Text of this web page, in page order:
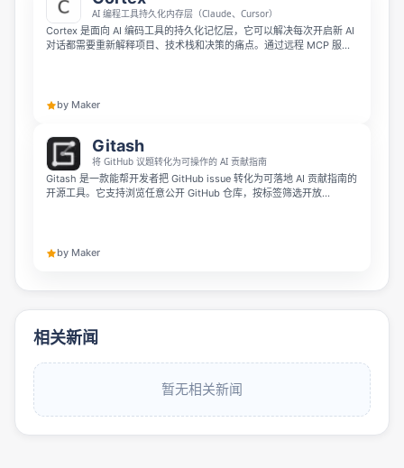
AI 编程工具持久化内存层（Claude、Cursor）
Cortex 是面向 AI 编码工具的持久化记忆层，它可以解决每次开启新 AI
对话都需要重新解释项目、技术栈和决策的痛点。通过远程 MCP 服务
你的项目细节。
by Maker
Gitash
将 GitHub 议题转化为可操作的 AI 贡献指南
Gitash 是一款能帮开发者把 GitHub issue 转化为可落地 AI 贡献指南的
开源工具。它支持浏览任意公开 GitHub 仓库，按标签筛选开放
by Maker
相关新闻
暂无相关新闻